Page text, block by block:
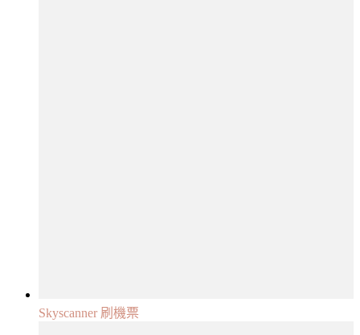
Skyscanner 刷機票